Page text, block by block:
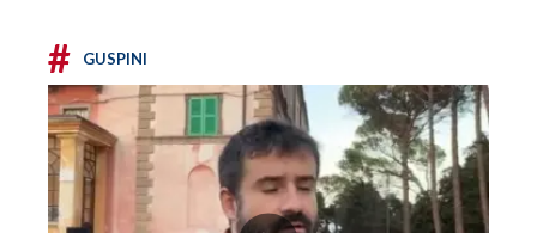
# GUSPINI